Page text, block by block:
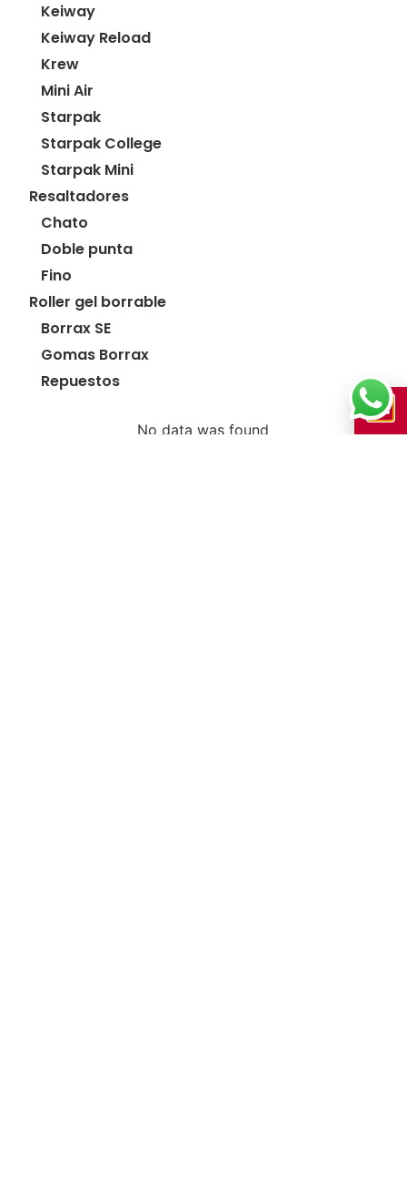
Keiway
Keiway Reload
Krew
Mini Air
Starpak
Starpak College
Starpak Mini
Resaltadores
Chato
Doble punta
Fino
Roller gel borrable
Borrax SE
Gomas Borrax
Repuestos
No data was found